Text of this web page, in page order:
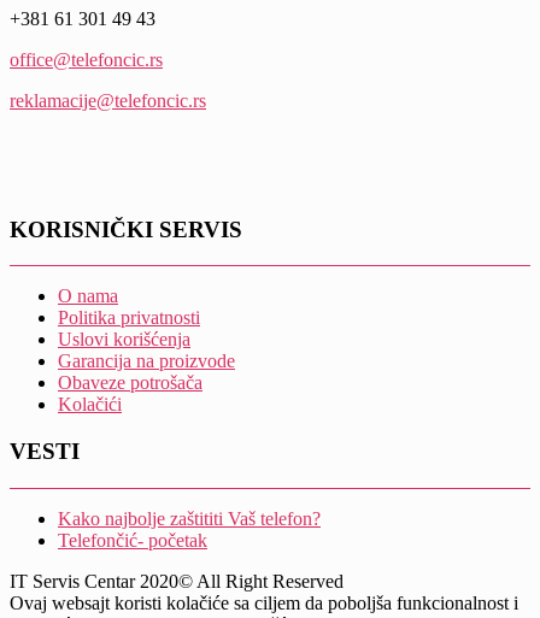
+381 61 301 49 43
office@telefoncic.rs
reklamacije@telefoncic.rs
KORISNIČKI SERVIS
O nama
Politika privatnosti
Uslovi korišćenja
Garancija na proizvode
Obaveze potrošača
Kolačići
VESTI
Kako najbolje zaštititi Vaš telefon?
Telefončić- početak
IT Servis Centar 2020© All Right Reserved
Ovaj websajt koristi kolačiće sa ciljem da poboljša funkcionalnost i